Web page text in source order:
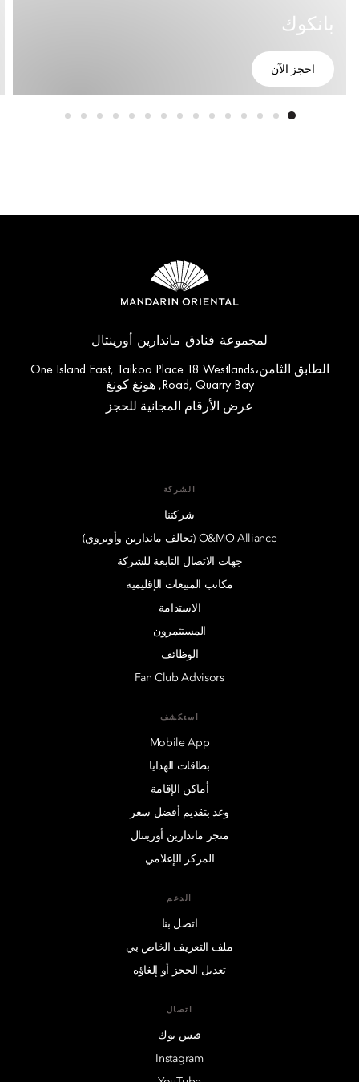
بانكوك
احجز الآن
لمجموعة فنادق ماندارين أورينتال
الطابق الثامن،One Island East, Taikoo Place 18 Westlands
Road, Quarry Bay, هونغ كونغ
عرض الأرقام المجانية للحجز
الشركة
شركتنا
O&MO Alliance (تحالف ماندارين وأوبروي)
جهات الاتصال التابعة للشركة
مكاتب المبيعات الإقليمية
الاستدامة
المستثمرون
الوظائف
Fan Club Advisors
استكشف
Mobile App
بطاقات الهدايا
أماكن الإقامة
وعد بتقديم أفضل سعر
متجر ماندارين أورينتال
المركز الإعلامي
الدعم
اتصل بنا
ملف التعريف الخاص بي
تعديل الحجز أو إلغاؤه
اتصال
فيس بوك
Instagram